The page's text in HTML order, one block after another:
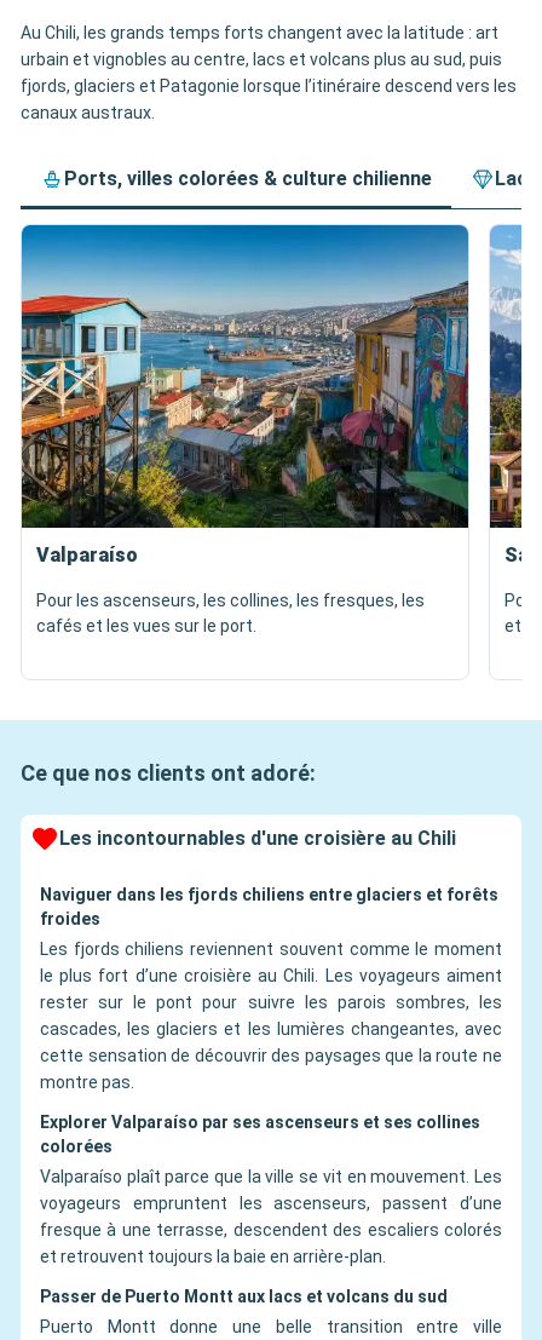
Au Chili, les grands temps forts changent avec la latitude : art
urbain et vignobles au centre, lacs et volcans plus au sud, puis
fjords, glaciers et Patagonie lorsque l’itinéraire descend vers les
canaux austraux.
Ports, villes colorées & culture chilienne
Valparaíso
Pour les ascenseurs, les collines, les fresques, les
cafés et les vues sur le port.
et la
Ce que nos clients ont adoré:
Les incontournables d'une croisière au Chili
Naviguer dans les fjords chiliens entre glaciers et forêts
froides
Les fjords chiliens reviennent souvent comme le moment
le plus fort d’une croisière au Chili. Les voyageurs aiment
rester sur le pont pour suivre les parois sombres, les
cascades, les glaciers et les lumières changeantes, avec
cette sensation de découvrir des paysages que la route ne
montre pas.
Explorer Valparaíso par ses ascenseurs et ses collines
colorées
Valparaíso plaît parce que la ville se vit en mouvement. Les
voyageurs empruntent les ascenseurs, passent d’une
fresque à une terrasse, descendent des escaliers colorés
et retrouvent toujours la baie en arrière-plan.
Passer de Puerto Montt aux lacs et volcans du sud
Puerto Montt donne une belle transition entre ville